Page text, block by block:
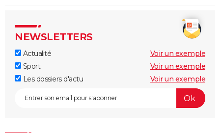
NEWSLETTERS
Actualité
Voir un exemple
Sport
Voir un exemple
Les dossiers d'actu
Voir un exemple